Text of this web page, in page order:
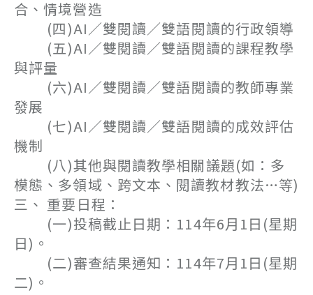
合、情境營造
(四)AI／雙閱讀／雙語閱讀的行政領導
(五)AI／雙閱讀／雙語閱讀的課程教學
與評量
(六)AI／雙閱讀／雙語閱讀的教師專業
發展
(七)AI／雙閱讀／雙語閱讀的成效評估
機制
(八)其他與閱讀教學相關議題(如：多
模態、多領域、跨文本、閱讀教材教法…等)
三、 重要日程：
(一)投稿截止日期：114年6月1日(星期
日)。
(二)審查結果通知：114年7月1日(星期
二)。